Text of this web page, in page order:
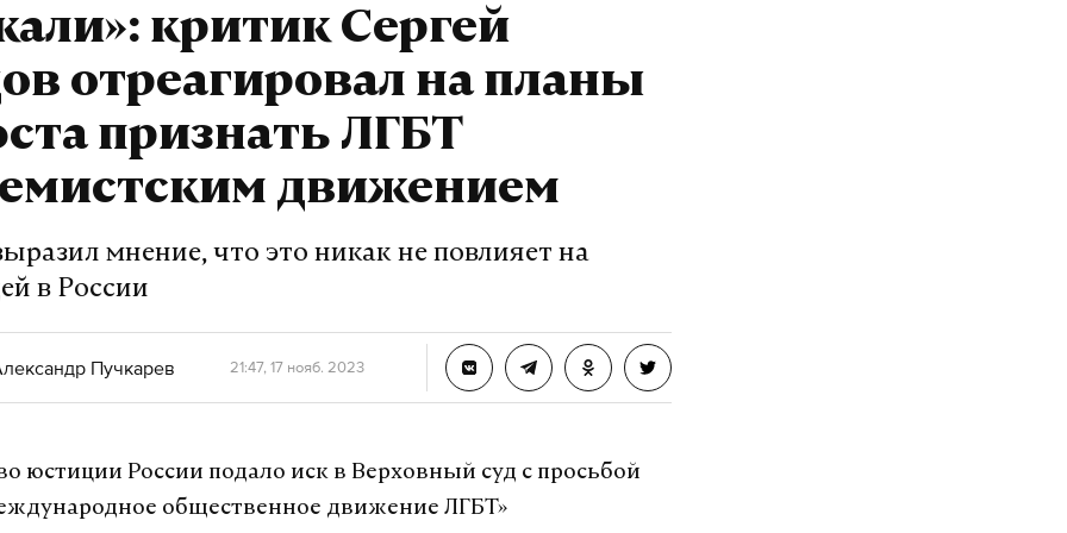
лишний раз
в Новый год
не
журналист отдела «undefined»
критик Сергей
отреагировал на планы
признать ЛГБТ
движением
мнение, что это никак не повлияет на
в России
Пучкарев 21:47, 17 нояб. 2023
юстиции России подало иск в Верховный суд с просьбой
общественное движение ЛГБТ»